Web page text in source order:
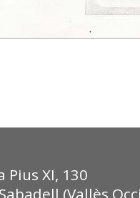
Pius XI, 130
(Vallès